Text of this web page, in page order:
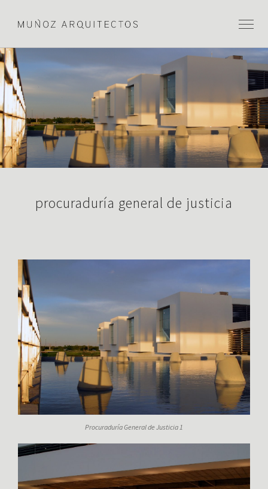
procuraduría general de justicia
Procuraduría General de Justicia 1